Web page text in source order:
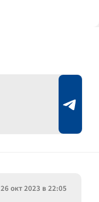
26 окт 2023 в 22:05